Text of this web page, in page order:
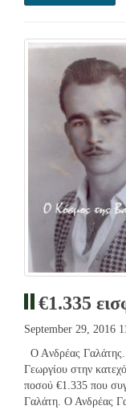
€1.335
September 29, 2016
O Aνδρέας
Γεωργίου στην
ποσού €1.335 που
Γαλάτη. Ο Ανδρέας